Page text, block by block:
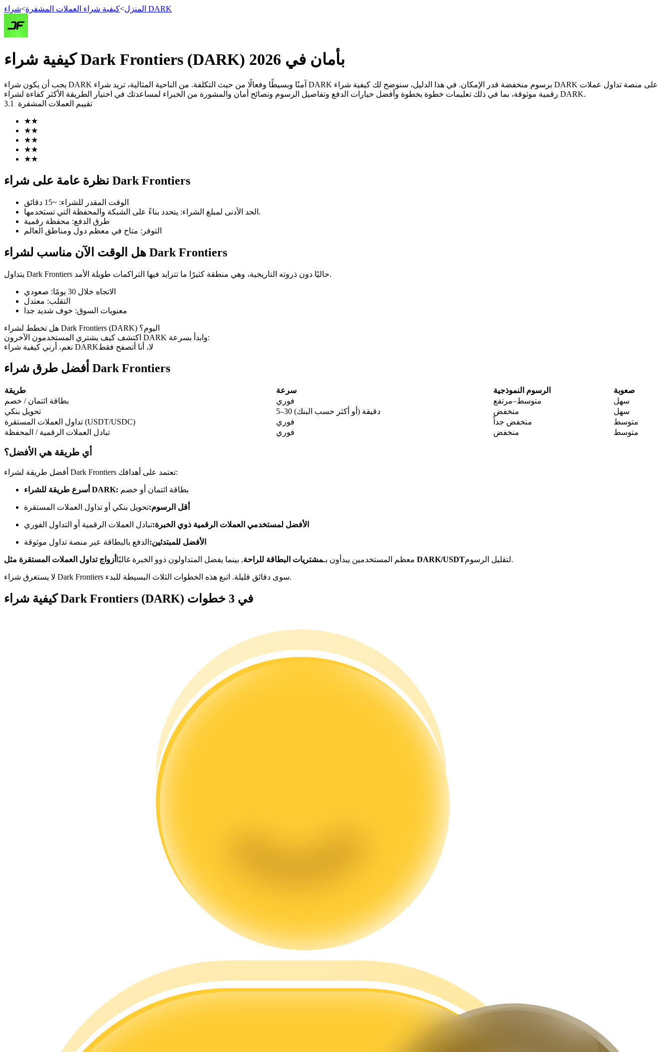
العقود الآجلة
العقود الآجلة لـ COIN-M
العقود الآجلة للعملات المشفرة
TradFi
مشتقات الأسهم والعملات الأجنبية والمعادن الثمينة والسلع
العقود الآجلة USDC
نسخ التداول
انضم إلى أفضل المتداولين
استراتيجيات التداول
المنزل>كيفية شراء العملات المشفرة> شراء DARK
كيفية شراء Dark Frontiers (DARK) بأمان في 2026
يجب أن يكون شراء DARK آمنًا وبسيطًا وفعالًا من حيث التكلفة. من الناحية المثالية، تريد شراء DARK برسوم منخفضة قدر الإمكان. في هذا الدليل، سنوضح لك كيفية شراء DARK على منصة تداول عملات
رقمية موثوقة، بما في ذلك تعليمات خطوة بخطوة وأفضل خيارات الدفع وتفاصيل الرسوم ونصائح أمان والمشورة من الخبراء لمساعدتك في اختيار الطريقة الأكثر كفاءة لشراء DARK.
تقييم العملات المشفرة
3.1
★★
★★
★★
★★
★★
نظرة عامة على شراء Dark Frontiers
الوقت المقدر للشراء: ~15 دقائق
الحد الأدنى لمبلغ الشراء:
يتحدد بناءً على الشبكة والمحفظة التي تستخدمها.
طرق الدفع: محفظة رقمية
التوفر : متاح في معظم دول ومناطق العالم
هل الوقت الآن مناسب لشراء Dark Frontiers
يتداول Dark Frontiers حاليًا دون ذروته التاريخية، وهي منطقة كثيرًا ما تتزايد فيها التراكمات طويلة الأمد.
الاتجاه خلال 30 يومًا : صعودي
التقلب: معتدل
معنويات السوق: خوف شديد جدا
هل تخطط لشراء Dark Frontiers (DARK) اليوم؟
اكتشف كيف يشتري المستخدمون الآخرون DARK وابدأ بسرعة:
نعم، أرني كيفية شراء DARKلا، أنا أتصفح فقط
أفضل طرق شراء Dark Frontiers
طريقة سرعة الرسوم النموذجية
صعوبة
بطاقة ائتمان / خصم
فوري متوسط–مرتفع
سهل
تحويل بنكي
5–30 دقيقة (أو أكثر حسب البنك) منخفض
سهل
تداول العملات المستقرة (USDT/USDC)
فوري منخفض جداً
متوسط
تبادل العملات الرقمية / المحفظة
فوري منخفض متوسط
أي طريقة هي الأفضل؟
أفضل طريقة لشراء Dark Frontiers تعتمد على أهدافك:
أسرع طريقة للشراء DARK: بطاقة ائتمان أو خصم
أقل الرسوم:تحويل بنكي أو تداول العملات المستقرة
الأفضل لمستخدمي العملات الرقمية ذوي الخبرة:تبادل العملات الرقمية أو التداول الفوري
الأفضل للمبتدئين: الدفع بالبطاقة عبر منصة تداول موثوقة
معظم المستخدمين يبدأون بـمشتريات البطاقة للراحة, بينما يفضل المتداولون ذوو الخبرة غالبًا أزواج تداول العملات المستقرة مثل DARK/USDT لتقليل الرسوم.
لا يستغرق شراء Dark Frontiers سوى دقائق قليلة. اتبع هذه الخطوات الثلاث البسيطة للبدء.
كيفية شراء Dark Frontiers (DARK) في 3 خطوات